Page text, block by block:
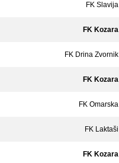
FK Slavija
FK Kozara
FK Drina Zvornik
FK Kozara
FK Omarska
FK Laktaši
FK Kozara